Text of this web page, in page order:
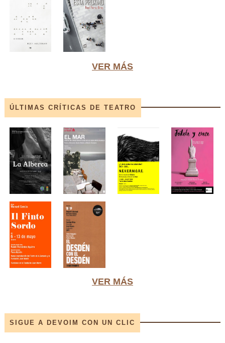
VER MÁS
ÚLTIMAS CRÍTICAS DE TEATRO
VER MÁS
SIGUE A DEVOIM CON UN CLIC